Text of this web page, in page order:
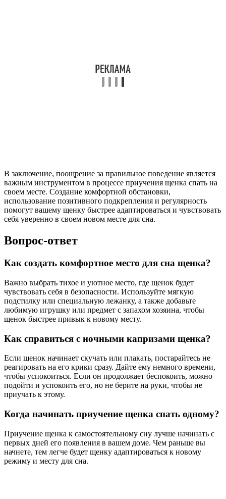
В заключение, поощрение за правильное поведение является
важным инструментом в процессе приучения щенка спать на
своем месте. Создание комфортной обстановки,
использование позитивного подкрепления и регулярность
помогут вашему щенку быстрее адаптироваться и чувствовать
себя уверенно в своем новом месте для сна.
Вопрос-ответ
Как создать комфортное место для сна щенка?
Важно выбрать тихое и уютное место, где щенок будет
чувствовать себя в безопасности. Используйте мягкую
подстилку или специальную лежанку, а также добавьте
любимую игрушку или предмет с запахом хозяина, чтобы
щенок быстрее привык к новому месту.
Как справиться с ночными капризами щенка?
Если щенок начинает скучать или плакать, постарайтесь не
реагировать на его крики сразу. Дайте ему немного времени,
чтобы успокоиться. Если он продолжает беспокоить, можно
подойти и успокоить его, но не берите на руки, чтобы не
приучать к этому.
Когда начинать приучение щенка спать одному?
Приучение щенка к самостоятельному сну лучше начинать с
первых дней его появления в вашем доме. Чем раньше вы
начнете, тем легче будет щенку адаптироваться к новому
режиму и месту для сна.